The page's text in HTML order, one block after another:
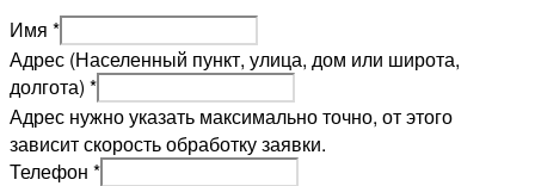
Имя *
Адрес (Населенный пункт, улица, дом или широта,
долгота) *
Адрес нужно указать максимально точно, от этого
зависит скорость обработку заявки.
Телефон *